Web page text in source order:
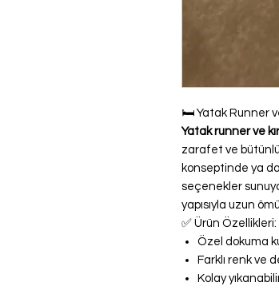
🛏️ Yatak Runner ve
Yatak runner ve
zarafet ve
konseptinde ya
seçenekler
yapısıyla uzun
✅ Ürün Özellikleri:
Özel dokuma
Farklı renk ve
Kolay